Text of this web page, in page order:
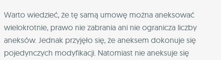
Warto wiedzieć, że tę samą umowę można aneksować
wielokrotnie, prawo nie zabrania ani nie ogranicza liczby
aneksów. Jednak przyjęło się, że aneksem dokonuje się
pojedynczych modyfikacji. Natomiast nie aneksuje się